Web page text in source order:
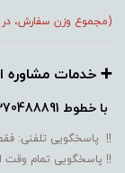
(مجموع وزن سفارش،
➕️ خدمات
با خطوط 09370488891 ،
!! پاسخگویی تلفنی: فقط از 12 صبح الی
!! پاسخگویی تمام وقت